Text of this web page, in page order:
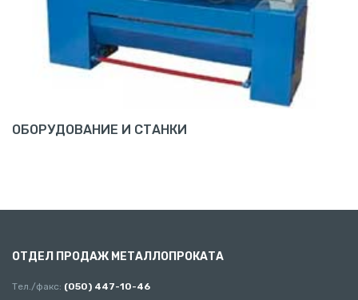
ОБОРУДОВАНИЕ И СТАНКИ
ОТДЕЛ ПРОДАЖ МЕТАЛЛОПРОКАТА
Тел./факс: (050) 447-10-46